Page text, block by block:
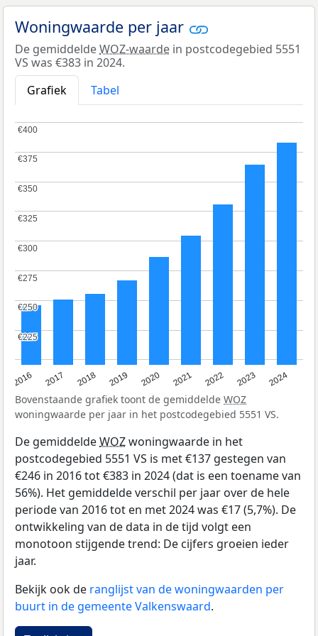
Woningwaarde per jaar
De gemiddeldeWOZ-waarde in postcodegebied 5551
VS was €383 in 2024.
Grafiek
Tabel
2016 2017 2018 2019 2020 2021 2022 2023 2024
€225
€225
€250
€250
€275
€275
€300
€300
€325
€325
€350
€350
€375
€375
€400
€400
Bovenstaande grafiek toont de gemiddelde WOZ
woningwaarde per jaar in het postcodegebied 5551 VS.
De gemiddeldeWOZwoningwaarde in het
postcodegebied 5551 VS is met €137 gestegen van
€246 in 2016 tot €383 in 2024 (dat is een toename van
56%). Het gemiddelde verschil per jaar over de hele
periode van 2016 tot en met 2024 was €17 (5,7%). De
ontwikkeling van de data in de tijd volgt een
monotoon stijgende trend: De cijfers groeien ieder
jaar.
Bekijk ook de ranglijst van de woningwaarden per
buurt in de gemeente Valkenswaard.